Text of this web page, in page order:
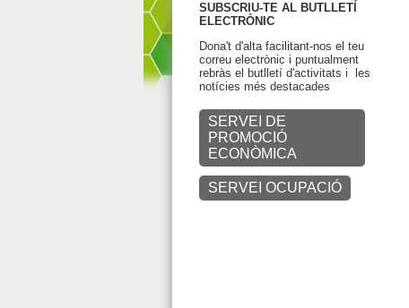
SUBSCRIU-TE AL BUTLLETÍ
ELECTRÒNIC
Dona't d'alta facilitant-nos el teu
correu electrònic i puntualment
rebràs el butlletí d'activitats i les
notícies més destacades
SERVEI DE
PROMOCIÓ
ECONÒMICA
SERVEI OCUPACIÓ